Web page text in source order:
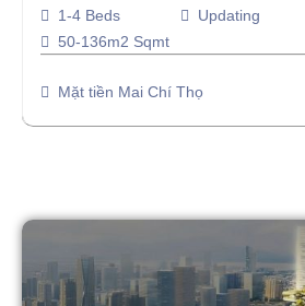
1-4 Beds
Updating
50-136m2 Sqmt
Mặt tiền Mai Chí Thọ